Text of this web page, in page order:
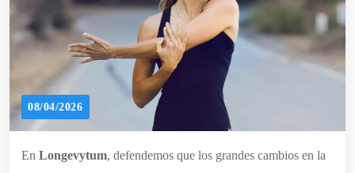
08/04/2026
En Longevytum, defendemos que los grandes cambios en la